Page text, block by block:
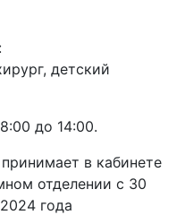
детский
до 14:00.
в кабинете
отделении с 30
года